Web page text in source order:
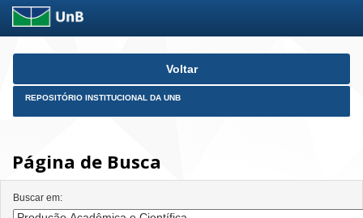
Skip
Voltar
REPOSITÓRIO INSTITUCIONAL DA UNB
Página de Busca
Buscar em: